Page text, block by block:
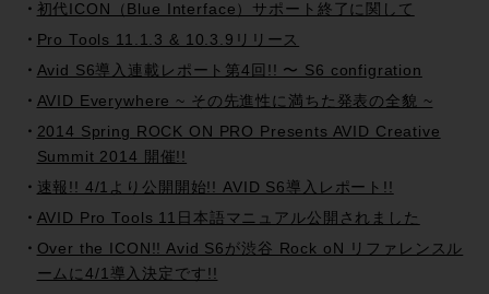
初代ICON（Blue Interface）サポート終了に関して
Pro Tools 11.1.3 & 10.3.9リリース
Avid S6導入連載レポート第4回!! 〜 S6 configration
AVID Everywhere ~ その先進性に満ちた発表の全貌 ~
2014 Spring ROCK ON PRO Presents AVID Creative
Summit 2014 開催!!
速報!! 4/1より公開開始!! AVID S6導入レポート!!
AVID Pro Tools 11日本語マニュアル公開されました
Over the ICON!! Avid S6が渋谷 Rock oN リファレンスル
ームに4/1導入決定です!!